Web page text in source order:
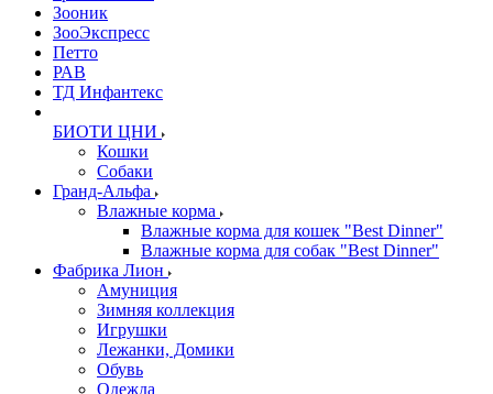
Зооник
ЗооЭкспресс
Петто
РАВ
ТД Инфантекс
БИОТИ ЦНИ
Кошки
Собаки
Гранд-Альфа
Влажные корма
Влажные корма для кошек "Best Dinner"
Влажные корма для собак "Best Dinner"
Фабрика Лион
Амуниция
Зимняя коллекция
Игрушки
Лежанки, Домики
Обувь
Одежда